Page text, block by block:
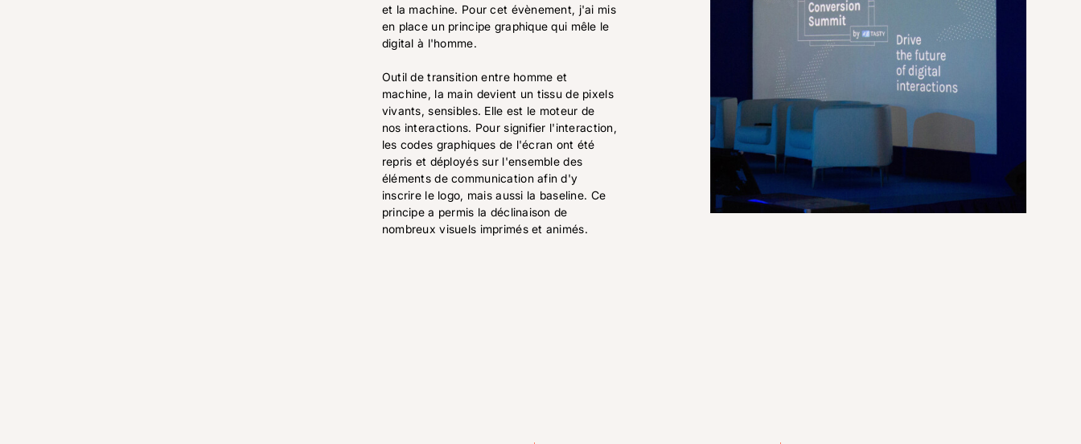
et la machine. Pour cet évènement, j'ai mis
en place un principe graphique qui mêle le
digital à l'homme.
Outil de transition entre homme et
machine, la main devient un tissu de pixels
vivants, sensibles. Elle est le moteur de
nos interactions. Pour signifier l'interaction,
les codes graphiques de l'écran ont été
repris et déployés sur l'ensemble des
éléments de communication afin d'y
inscrire le logo, mais aussi la baseline. Ce
principe a permis la déclinaison de
nombreux visuels imprimés et animés.